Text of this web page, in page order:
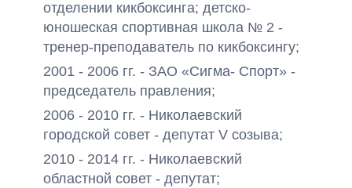
отделении кикбоксинга; детско-
юношеская спортивная школа № 2 -
тренер-преподаватель по кикбоксингу;
2001 - 2006 гг. - ЗАО «Сигма- Спорт» -
председатель правления;
2006 - 2010 гг. - Николаевский
городской совет - депутат V созыва;
2010 - 2014 гг. - Николаевский
областной совет - депутат;